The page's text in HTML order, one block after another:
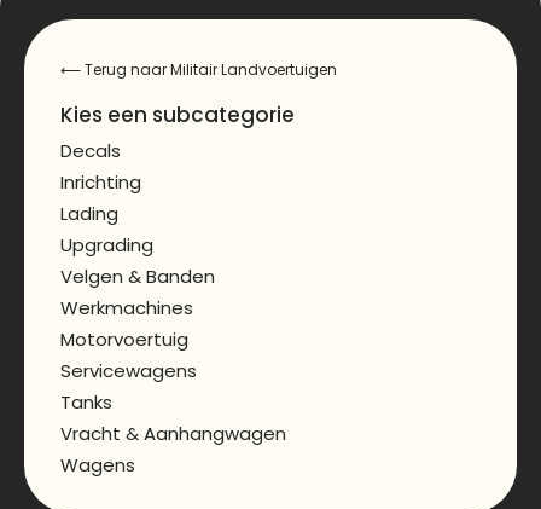
⟵Terug naar Militair Landvoertuigen
Kies een subcategorie
Decals
Inrichting
Lading
Upgrading
Velgen & Banden
Werkmachines
Motorvoertuig
Servicewagens
Tanks
Vracht & Aanhangwagen
Wagens